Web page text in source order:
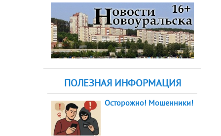
ПОЛЕЗНАЯ ИНФОРМАЦИЯ
Осторожно! Мошенники!